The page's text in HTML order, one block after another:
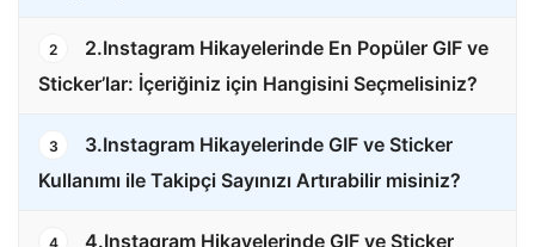
2
2.Instagram Hikayelerinde En Popüler GIF ve
Sticker’lar: İçeriğiniz için Hangisini Seçmelisiniz?
3
3.Instagram Hikayelerinde GIF ve Sticker
Kullanımı ile Takipçi Sayınızı Artırabilir misiniz?
4
4.Instagram Hikayelerinde GIF ve Sticker